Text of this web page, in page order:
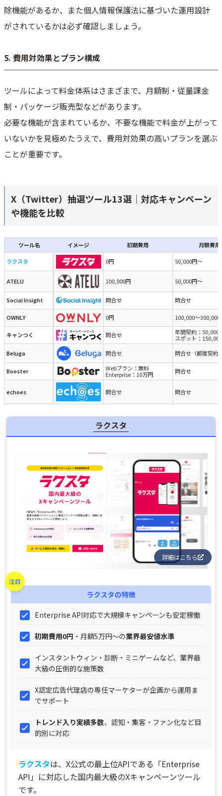
除機能があるか、また個人情報保護法に基づいた運用設計
がされているかは必ず確認しましょう。
5. 費用対効果とプラン構成
ツールによって料金体系はさまざまで、月額制・従量課金
制・パッケージ販売型などがあります。
必要な機能が含まれているか、不要な機能で料金が上がって
いないかを見極めたうえで、費用対効果の高いプランを選ぶ
ことが重要です。
X（Twitter）抽選ツール13選｜対応キャンペーン
や機能を比較
ツール名 イメージ 初期費用 月額費用
ラクスタ 0円 50,000円～
ATELU 100,000円 50,000円～
Social Insight 問合せ 問合せ
OWNLY 0円 100,000〜300,000
キャンつく 問合せ
年間契約：50,000
スポット：
Beluga
問合せ 問合せ（都度契約
Booster
Webプラン：無料
Enterprise：10万円
問合せ
echoes 問合せ 問合せ
ラクスタ
詳細はこちら
注目
ラクスタの特徴
Enterprise API対応で大規模キャンペーンも安定稼働
初期費用0円 ・月額5万円〜の業界最安値水準
インスタントウィン・診断・ミニゲームなど、業界最
大級の圧倒的な施策数
X認定広告代理店の専任マーケターが企画から運用ま
でサポート
トレンド入り実績多数、認知・集客・ファン化など目
的別に対応
ラクスタは、X公式の最上位APIである「Enterprise
API」に対応した国内最大級のXキャンペーンツール
です。